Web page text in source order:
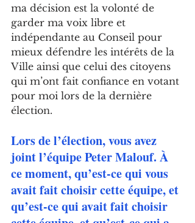
ma décision est la volonté de
garder ma voix libre et
indépendante au Conseil pour
mieux défendre les intérêts de la
Ville ainsi que celui des citoyens
qui m’ont fait confiance en votant
pour moi lors de la dernière
élection.
Lors de l’élection, vous avez
joint l’équipe Peter Malouf. À
ce moment, qu’est-ce qui vous
avait fait choisir cette équipe, et
qu’est-ce qui avait fait choisir